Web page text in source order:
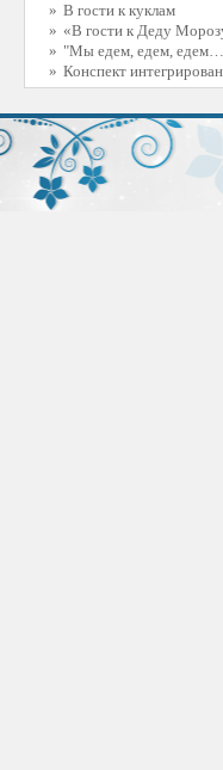
» В гости к куклам
» «В гости к Деду
» "Мы едем, едем,
» Конспект